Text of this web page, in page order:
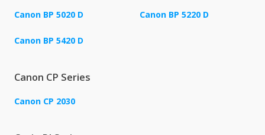
Canon BP 5020 D Canon BP 5220 D
Canon BP 5420 D
Canon CP Series
Canon CP 2030